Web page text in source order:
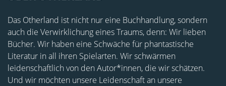
Das Otherland ist nicht nur eine Buchhandlung, sondern
auch die Verwirklichung eines Traums, denn: Wir lieben
Bücher. Wir haben eine Schwäche für phantastische
Literatur in all ihren Spielarten. Wir schwärmen
leidenschaftlich von den Autor*innen, die wir schätzen.
Und wir möchten unsere Leidenschaft an unsere